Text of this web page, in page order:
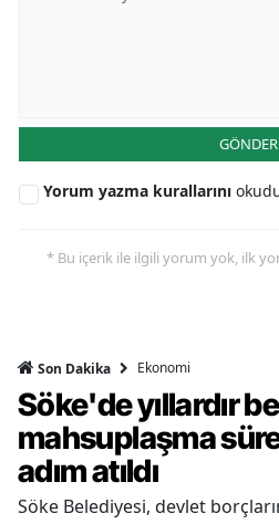
GÖNDER
Yorum yazma kurallarını
* Bu içerik ile ilgili yorum yok, ilk
Son Dakika Ekonomi
Söke'de yıllardır
mahsuplaşma
adım atıldı
Söke Belediyesi, devlet